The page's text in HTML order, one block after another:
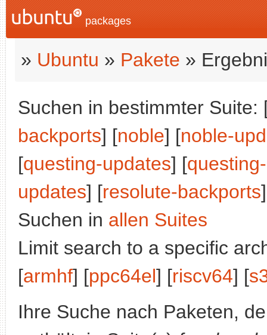
packages
» Ubuntu » Pakete »
Suchen in bestimmter Suite:
backports] [noble] [noble-
[questing-updates] [
updates] [resolute-backports
Suchen in allen Suites
Limit search to a specific
[armhf] [ppc64el] [riscv64] [
Ihre Suche nach Paketen,